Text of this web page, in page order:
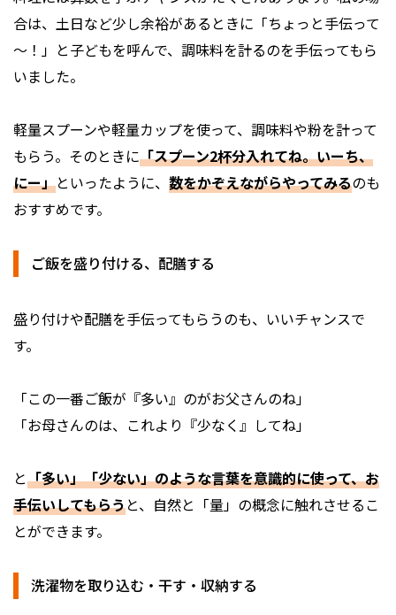
合は、土日など少し余裕があるときに「ちょっと手伝って
～！」と子どもを呼んで、調味料を計るのを手伝ってもら
いました。
軽量スプーンや軽量カップを使って、調味料や粉を計って
もらう。そのときに「スプーン2杯分入れてね。いーち、
にー」といったように、 数をかぞえながらやってみるのも
おすすめです。
ご飯を盛り付ける、配膳する
盛り付けや配膳を手伝ってもらうのも、いいチャンスで
す。
「この一番ご飯が『多い』のがお父さんのね」
「お母さんのは、これより『少なく』してね」
と「多い」「少ない」のような言葉を意識的に使って、お
手伝いしてもらうと、自然と「量」の概念に触れさせるこ
とができます。
洗濯物を取り込む・干す・収納する